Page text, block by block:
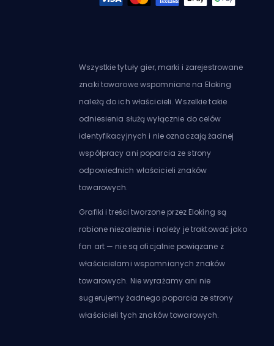
Wszystkie tytuły gier, marki i zarejestrowane
znaki towarowe wspomniane na Eloking
należą do ich właścicieli. Wszelkie takie
odniesienia służą wyłącznie do celów
identyfikacyjnych i nie oznaczają żadnej
współpracy ani poparcia ze strony
odpowiednich właścicieli znaków
towarowych.
Grafiki i treści tworzone przez Eloking są
robione niezależnie i należy je traktować jako
fan art — nie są oficjalnie powiązane z
właścicielami wspomnianych znaków
towarowych. Nie wyrażamy ani nie
sugerujemy żadnego poparcia ze strony
właścicieli tych znaków towarowych.